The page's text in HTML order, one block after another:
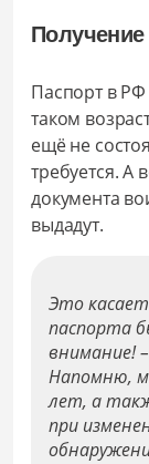
Получение
Паспорт в РФ
таком
ещё не
требуется. А
документа
выдадут.
Это
паспорта
внимание!
Напомню,
лет, а
при